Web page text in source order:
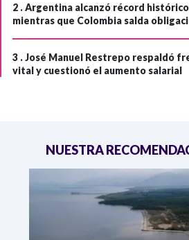
2 .Argentina alcanzó récord
mientras que Colombia salda
3 .José Manuel Restrepo respaldó
vital y cuestionó el aumento salarial
NUESTRA